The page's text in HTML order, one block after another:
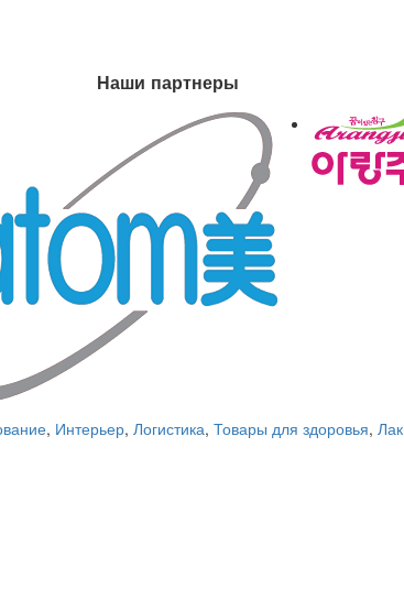
Наши партнеры
, Интерьер, Логистика, Товары для здоровья,